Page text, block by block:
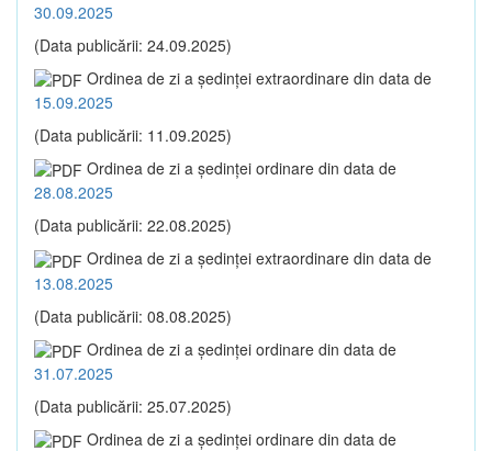
30.09.2025
(Data publicării: 24.09.2025)
Ordinea de zi a şedinţei extraordinare din data de
15.09.2025
(Data publicării: 11.09.2025)
Ordinea de zi a şedinţei ordinare din data de
28.08.2025
(Data publicării: 22.08.2025)
Ordinea de zi a şedinţei extraordinare din data de
13.08.2025
(Data publicării: 08.08.2025)
Ordinea de zi a şedinţei ordinare din data de
31.07.2025
(Data publicării: 25.07.2025)
Ordinea de zi a şedinţei ordinare din data de